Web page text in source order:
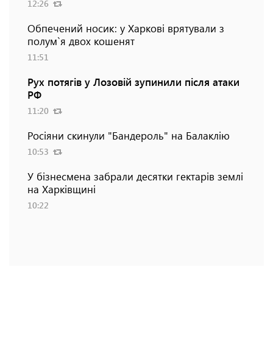
12:26
Обпечений носик: у Харкові врятували з
полум`я двох кошенят
11:51
Рух потягів у Лозовій зупинили після атаки
РФ
11:20
Росіяни скинули "Бандероль" на Балаклію
10:53
У бізнесмена забрали десятки гектарів землі
на Харківщині
10:22